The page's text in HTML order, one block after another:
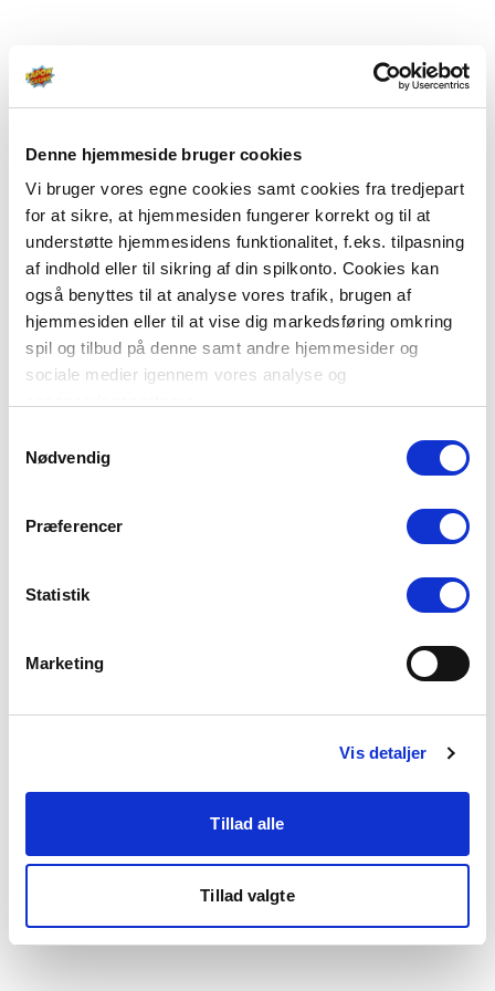
Denne hjemmeside bruger cookies
Vi bruger vores egne cookies samt cookies fra tredjepart
for at sikre, at hjemmesiden fungerer korrekt og til at
understøtte hjemmesidens funktionalitet, f.eks. tilpasning
af indhold eller til sikring af din spilkonto. Cookies kan
også benyttes til at analyse vores trafik, brugen af
hjemmesiden eller til at vise dig markedsføring omkring
spil og tilbud på denne samt andre hjemmesider og
sociale medier igennem vores analyse og
Du kan læse mere om vores brug af cookies under
"Detaljer" eller ved at klikke videre til vores Cookiepolitik,
Nødvendig
Præferencer
Statistik
Marketing
Vis detaljer
Tillad alle
Tillad valgte